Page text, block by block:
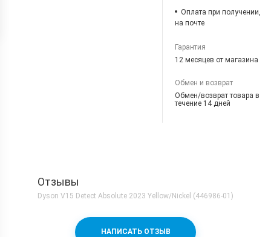
Оплата при получении,
на почте
Гарантия
12 месяцев от магазина
Обмен и возврат
Обмен/возврат товара в
течение 14 дней
Отзывы
Dyson V15 Detect Absolute 2023 Yellow/Nickel (446986-01)
НАПИСАТЬ ОТЗЫВ